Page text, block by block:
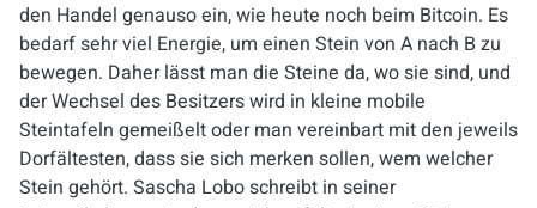
den Handel genauso ein, wie heute noch beim Bitcoin. Es
bedarf sehr viel Energie, um einen Stein von A nach B zu
bewegen. Daher lässt man die Steine da, wo sie sind, und
der Wechsel des Besitzers wird in kleine mobile
Steintafeln gemeißelt oder man vereinbart mit den jeweils
Dorfältesten, dass sie sich merken sollen, wem welcher
Stein gehört. Sascha Lobo schreibt in seiner